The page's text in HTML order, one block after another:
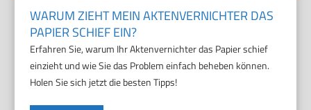
WARUM ZIEHT MEIN AKTENVERNICHTER DAS
PAPIER SCHIEF EIN?
Erfahren Sie, warum Ihr Aktenvernichter das Papier schief
einzieht und wie Sie das Problem einfach beheben können.
Holen Sie sich jetzt die besten Tipps!